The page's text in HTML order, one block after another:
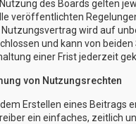
des Boards gelten
veröffentlichten
Nutzungsvertrag wird auf
und kann von beiden
einer Frist jederzeit
von Nutzungsrechten
Erstellen eines Beitrags
ein einfaches, zeitlich